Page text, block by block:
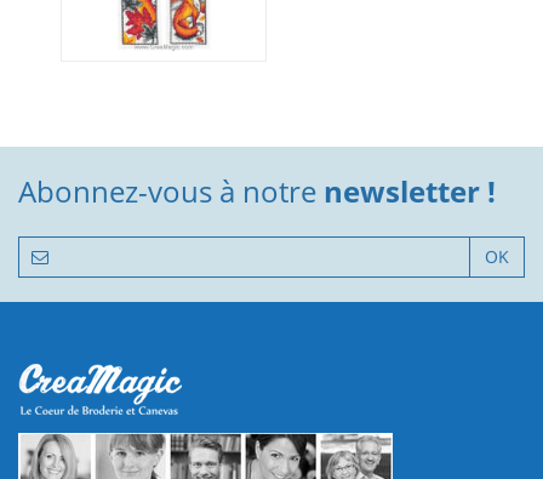
Abonnez-vous à notre newsletter !
OK